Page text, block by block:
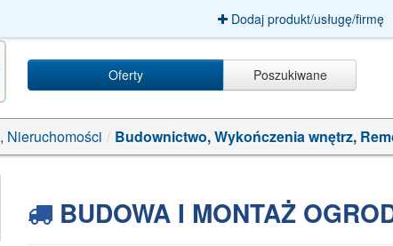
Dodaj produkt/usługę/firmę
Oferty Poszukiwane
Nieruchomości / Budownictwo, Wykończenia wnętrz,
BUDOWA I MONTAŻ